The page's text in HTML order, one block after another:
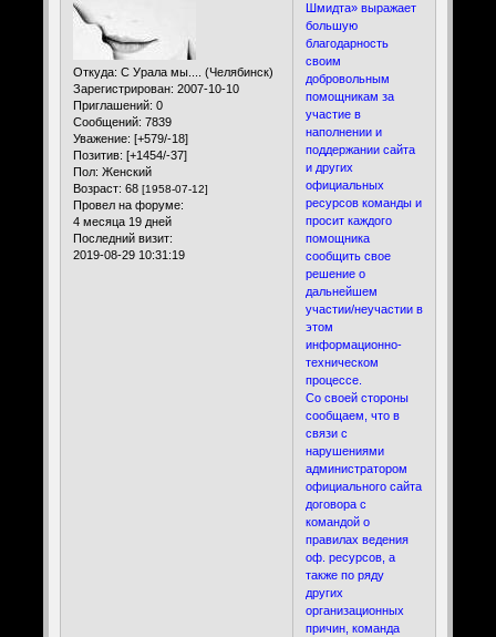
Откуда: С Урала мы.... (Челябинск)
Зарегистрирован: 2007-10-10
Приглашений: 0
Сообщений: 7839
Уважение: [+579/-18]
Позитив: [+1454/-37]
Пол: Женский
Возраст: 68 [1958-07-12]
Провел на форуме:
4 месяца 19 дней
Последний визит:
2019-08-29 10:31:19
Шмидта» выражает
большую
благодарность
своим
добровольным
помощникам за
участие в
наполнении и
поддержании сайта
и других
официальных
ресурсов команды и
просит каждого
помощника
сообщить свое
решение о
дальнейшем
участии/неучастии в
этом
информационно-
техническом
процессе.
Со своей стороны
сообщаем, что в
связи с
нарушениями
администратором
официального сайта
договора с
командой о
правилах ведения
оф. ресурсов, а
также по ряду
других
организационных
причин, команда